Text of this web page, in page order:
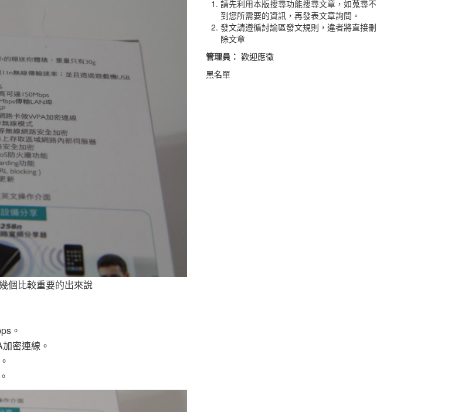
個比較重要的出來說
。
密連線。
請先利用本版搜尋功能搜尋文章，如蒐尋不
到您所需要的資訊，再發表文章詢問。
發文請遵循討論區發文規則，違者將直接刪
除文章
管理員： 歡迎應徵
黑名單